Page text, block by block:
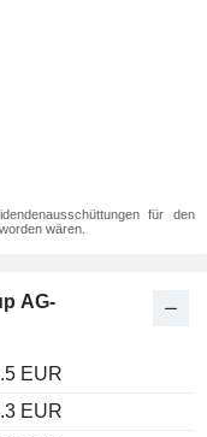
für den
wären.
AG-
EUR
EUR